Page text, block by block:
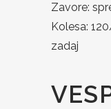
Zavore:
Kolesa:
zadaj